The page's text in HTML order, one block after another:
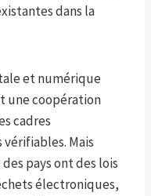
dans la
et numérique
une coopération
cadres
Mais
pays ont des lois
électroniques,